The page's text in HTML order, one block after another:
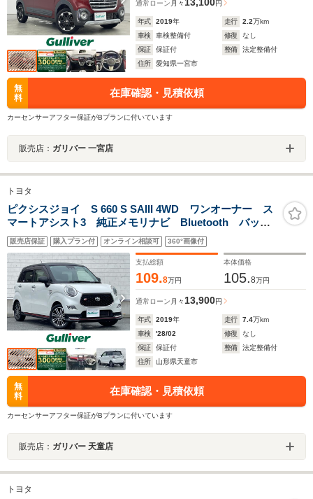
通常ローン 月々 円
年式 2019年 走行 2.2万km
車検
車検整備付 修復
なし
保証
保証付 整備
法定整備付
住所
愛知県一宮市
無
料
在庫確認・見積依頼
カーセンサーアフター保証がBプランに付いています
販売店： ガリバー 一宮店
トヨタ
ピクシスジョイ S 660 S SAIII 4WD ワンオーナー ス
マートアシスト3 純正メモリナビ Bluetooth バック
カメラ 前後ドラレコ MOMOステアリング パドルシ
フト ハーフレザー ETC LEDヘッドライト フォグ
ランプ
販売店保証 購入プラン付 オンライン相談可 360°画像付
支払総額
109.8万円
本体価格
105.8万円
通常ローン 月々 13,900円
年式 2019年 走行 7.4万km
車検
'28/02 修復
なし
保証
保証付 整備
法定整備付
住所
山形県天童市
無
料
在庫確認・見積依頼
カーセンサーアフター保証がBプランに付いています
販売店： ガリバー 天童店
トヨタ